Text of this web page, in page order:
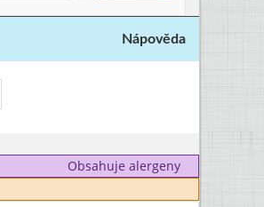
Nápověda
Obsahuje alergeny